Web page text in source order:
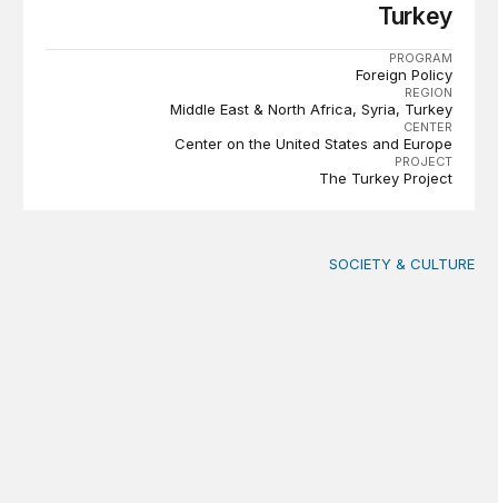
Turkey
PROGRAM
Foreign Policy
REGION
Middle East & North Africa Syria Turkey
CENTER
Center on the United States and Europe
PROJECT
The Turkey Project
آن الأوان لإعادة النظر في نهج معالجة أزمة النزوح العراقية
SOCIETY & CULTURE